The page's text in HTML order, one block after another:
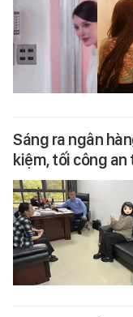
Sáng ra ngân
kiệm, tối công